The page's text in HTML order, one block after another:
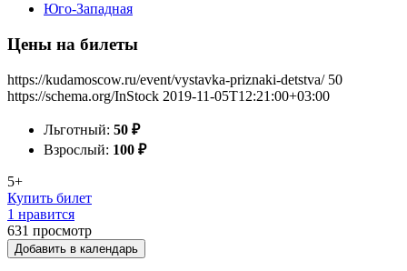
Юго-Западная
Цены на билеты
https://kudamoscow.ru/event/vystavka-priznaki-detstva/ 50
https://schema.org/InStock 2019-11-05T12:21:00+03:00
Льготный: 50 ₽
Взрослый: 100 ₽
5+
Купить билет
1 нравится
631 просмотр
Добавить в календарь